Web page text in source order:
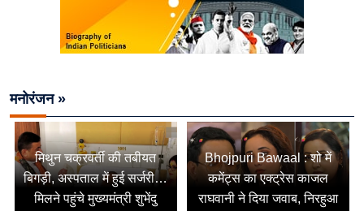
मनोरंजन »
मिथुन चक्रवर्ती की तबीयत
बिगड़ी, अस्पताल में हुई सर्जरी…
मिलने पहुंचे मुख्यमंत्री शुभेंदु
Bhojpuri Bawaal : शो में
कमेंट्स का एक्ट्रेस काजल
राघवानी ने दिया जवाब, निरहुआ